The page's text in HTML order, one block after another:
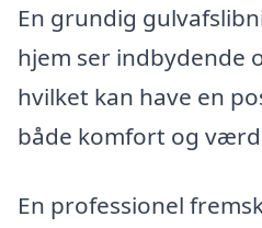
En grundig
hjem ser indbydende
hvilket kan have en
både komfort og
En professionel